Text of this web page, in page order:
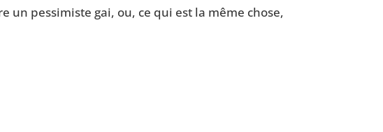
un pes­si­miste gai, ou, ce qui est la même chose,